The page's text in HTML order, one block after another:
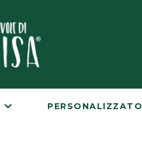
PERSONALIZZATO